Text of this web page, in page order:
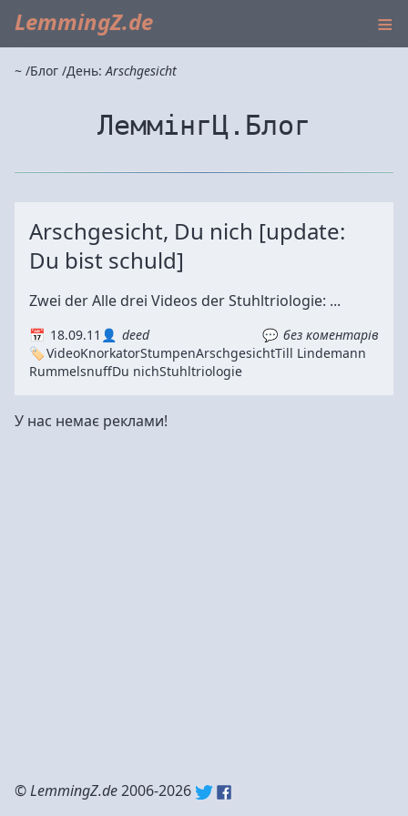
LemmingZ.de ≡
~ Блог День:Arschgesicht
ЛеммінгЦ.Блог
Arschgesicht, Du nich [update:
Du bist schuld]
Zwei der Alle drei Videos der Stuhltriologie: ...
18.09.11 deed
без коментарів
VideoKnorkatorStumpenArschgesichtTill Lindemann
RummelsnuffDu nichStuhltriologie
У нас немає реклами!
©LemmingZ.de2006-2026